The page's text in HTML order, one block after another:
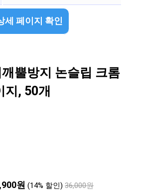
세 페이지 확인
뿔방지 논슬립 크롬
지, 50개
원 (14% 할인) 36,000원